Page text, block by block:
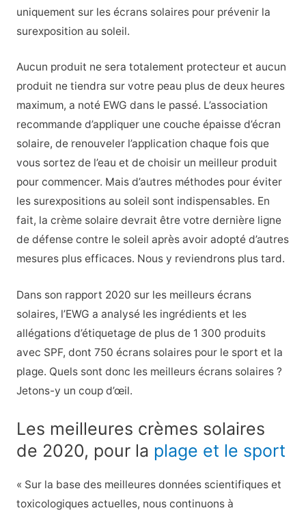
uniquement sur les écrans solaires pour prévenir la
surexposition au soleil.
Aucun produit ne sera totalement protecteur et aucun
produit ne tiendra sur votre peau plus de deux heures
maximum, a noté EWG dans le passé. L’association
recommande d’appliquer une couche épaisse d’écran
solaire, de renouveler l’application chaque fois que
vous sortez de l’eau et de choisir un meilleur produit
pour commencer. Mais d’autres méthodes pour éviter
les surexpositions au soleil sont indispensables. En
fait, la crème solaire devrait être votre dernière ligne
de défense contre le soleil après avoir adopté d’autres
mesures plus efficaces. Nous y reviendrons plus tard.
Dans son rapport 2020 sur les meilleurs écrans
solaires, l’EWG a analysé les ingrédients et les
allégations d’étiquetage de plus de 1 300 produits
avec SPF, dont 750 écrans solaires pour le sport et la
plage. Quels sont donc les meilleurs écrans solaires ?
Jetons-y un coup d’œil.
Les meilleures crèmes solaires
de 2020, pour la plage et le sport
« Sur la base des meilleures données scientifiques et
toxicologiques actuelles, nous continuons à